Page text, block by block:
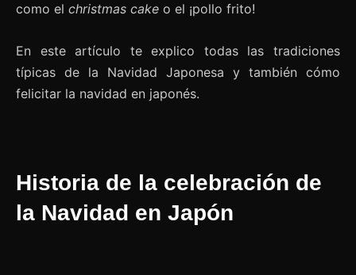
como el christmas cake o el ¡pollo frito!
En este artículo te explico todas las tradiciones
típicas de la Navidad Japonesa y también cómo
felicitar la navidad en japonés.
Historia de la celebración de
la Navidad en Japón